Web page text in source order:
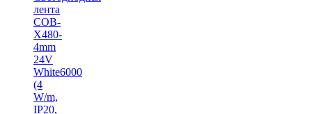
лента
COB-
X480-
4mm
24V
White6000
(4
W/m,
IP20,